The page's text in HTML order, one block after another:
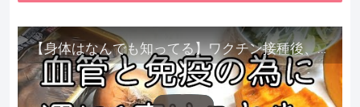
【身体はなんでも知ってる】ワクチン接種後、異常に食べたくなった野菜が細胞回復に貢献してくれました。